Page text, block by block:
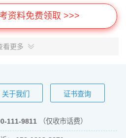
资料免费领取 >>>
看更多
关于我们 证书查询
111-9811 （仅收市话费）